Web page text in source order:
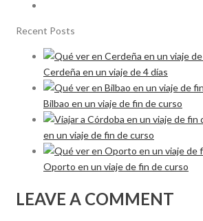
Recent Posts
Cerdeña en un viaje de 4 días
Bilbao en un viaje de fin de curso
en un viaje de fin de curso
Oporto en un viaje de fin de curso
LEAVE A COMMENT